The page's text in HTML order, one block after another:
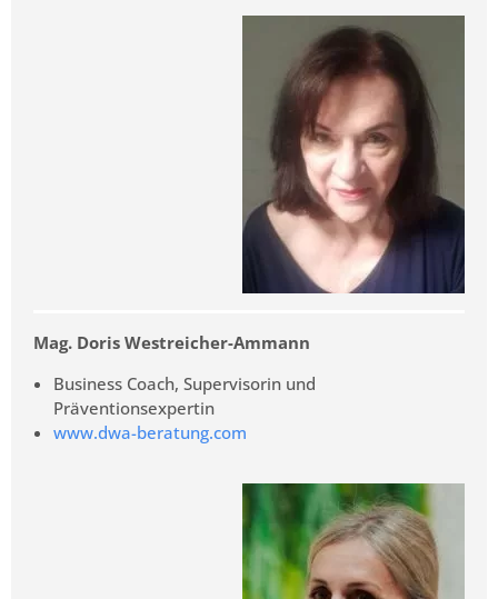
Mag. Doris Westreicher-Ammann
Business Coach, Supervisorin und
Präventionsexpertin
www.dwa-beratung.com